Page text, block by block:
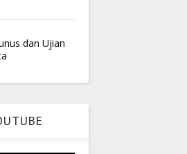
dan Ujian